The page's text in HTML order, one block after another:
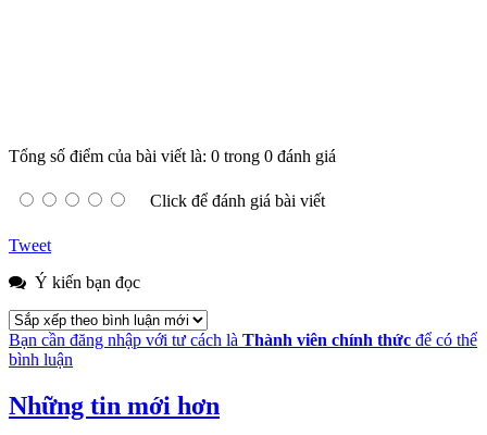
Tổng số điểm của bài viết là: 0 trong 0 đánh giá
Click để đánh giá bài viết
Tweet
Ý kiến bạn đọc
Bạn cần đăng nhập với tư cách là Thành viên chính thức để có thể
bình luận
Những tin mới hơn